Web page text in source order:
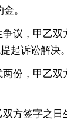
。
议，甲乙双
起诉讼解决。
份，甲乙双
方签字之日